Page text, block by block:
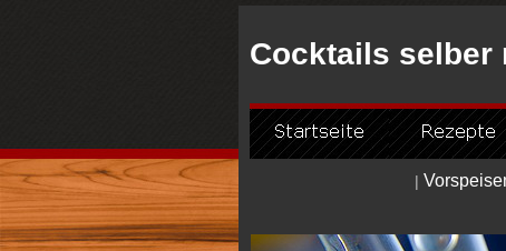
Cocktails selber
|